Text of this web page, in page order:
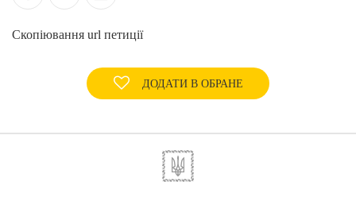
Скопіювання url петиції
ДОДАТИ В ОБРАНЕ